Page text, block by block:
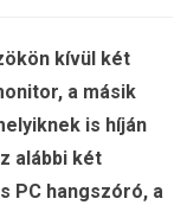
kívül két
a másik
is híján
alábbi két
PC hangszóró, a